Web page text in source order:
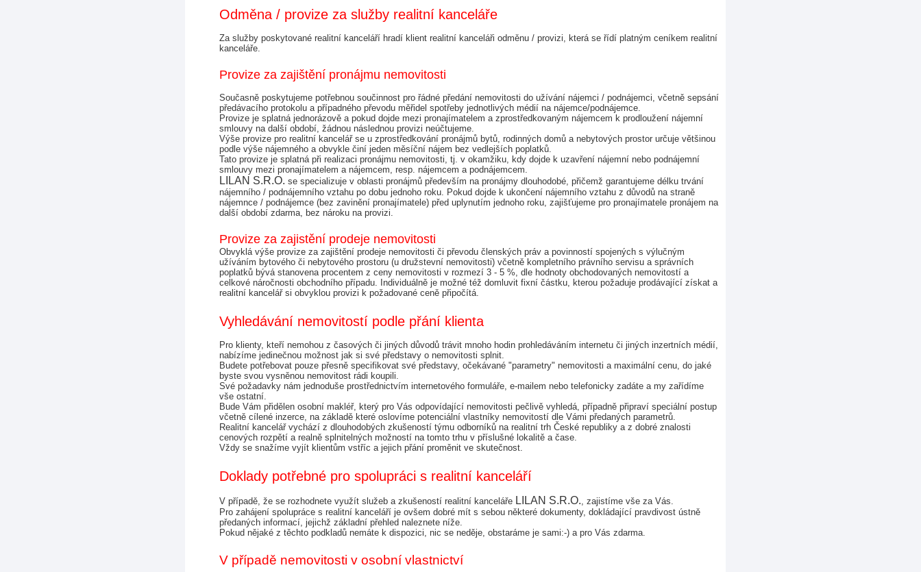
Odměna / provize za služby realitní kanceláře
Za služby poskytované realitní kanceláří hradí klient realitní kanceláři odměnu / provizi, která se řídí platným ceníkem realitní
kanceláře.
Provize za zajištění pronájmu nemovitosti
Současně poskytujeme potřebnou součinnost pro řádné předání nemovitosti do užívání nájemci / podnájemci, včetně sepsání
předávacího protokolu a případného převodu měřidel spotřeby jednotlivých médií na nájemce/podnájemce.
Provize je splatná jednorázově a pokud dojde mezi pronajímatelem a zprostředkovaným nájemcem k prodloužení nájemní
smlouvy na další období, žádnou následnou provizi neúčtujeme.
Výše provize pro realitní kancelář se u zprostředkování pronájmů bytů, rodinných domů a nebytových prostor určuje většinou
podle výše nájemného a obvykle činí jeden měsíční nájem bez vedlejších poplatků.
Tato provize je splatná při realizaci pronájmu nemovitosti, tj. v okamžiku, kdy dojde k uzavření nájemní nebo podnájemní
smlouvy mezi pronajímatelem a nájemcem, resp. nájemcem a podnájemcem.
LILAN S.R.O. se specializuje v oblasti pronájmů především na pronájmy dlouhodobé, přičemž garantujeme délku trvání
nájemního / podnájemního vztahu po dobu jednoho roku. Pokud dojde k ukončení nájemního vztahu z důvodů na straně
nájemnce / podnájemce (bez zavinění pronajímatele) před uplynutím jednoho roku, zajišťujeme pro pronajímatele pronájem na
další období zdarma, bez nároku na provizi.
Provize za zajistění prodeje nemovitosti
Obvyklá výše provize za zajištění prodeje nemovitosti či převodu členských práv a povinností spojených s výlučným
užíváním bytového či nebytového prostoru (u družstevní nemovitosti) včetně kompletního právního servisu a správních
poplatků bývá stanovena procentem z ceny nemovitosti v rozmezí 3 - 5 %, dle hodnoty obchodovaných nemovitostí a
celkové náročnosti obchodního případu. Individuálně je možné též domluvit fixní částku, kterou požaduje prodávající získat a
realitní kancelář si obvyklou provizi k požadované ceně připočítá.
Vyhledávání nemovitostí podle přání klienta
Pro klienty, kteří nemohou z časových či jiných důvodů trávit mnoho hodin prohledáváním internetu či jiných inzertních médií,
nabízíme jedinečnou možnost jak si své představy o nemovitosti splnit.
Budete potřebovat pouze přesně specifikovat své představy, očekávané "parametry" nemovitosti a maximální cenu, do jaké
byste svou vysněnou nemovitost rádi koupili.
Své požadavky nám jednoduše prostřednictvím internetového formuláře, e-mailem nebo telefonicky zadáte a my zařídíme
vše ostatní.
Bude Vám přidělen osobní makléř, který pro Vás odpovídající nemovitosti pečlivě vyhledá, případně připraví speciální postup
včetně cílené inzerce, na základě které oslovíme potenciální vlastníky nemovitostí dle Vámi předaných parametrů.
Realitní kancelář vychází z dlouhodobých zkušeností týmu odborníků na realitní trh České republiky a z dobré znalosti
cenových rozpětí a realně splnitelných možností na tomto trhu v příslušné lokalitě a čase.
Vždy se snažíme vyjít klientům vstříc a jejich přání proměnit ve skutečnost.
Doklady potřebné pro spolupráci s realitní kanceláří
V případě, že se rozhodnete využít služeb a zkušeností realitní kanceláře LILAN S.R.O., zajistíme vše za Vás.
Pro zahájení spolupráce s realitní kanceláří je ovšem dobré mít s sebou některé dokumenty, dokládající pravdivost ústně
předaných informací, jejichž základní přehled naleznete níže.
Pokud nějaké z těchto podkladů nemáte k dispozici, nic se neděje, obstaráme je sami:-) a pro Vás zdarma.
V případě nemovitosti v osobní vlastnictví